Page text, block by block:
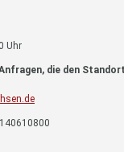
Uhr
die den Standort